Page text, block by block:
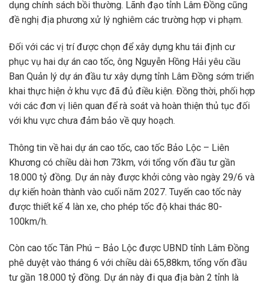
dụng chính sách bồi thường. Lãnh đạo tỉnh Lâm Đồng cũng
đề nghị địa phương xử lý nghiêm các trường hợp vi phạm.
Đối với các vị trí được chọn để xây dựng khu tái định cư
phục vụ hai dự án cao tốc, ông Nguyễn Hồng Hải yêu cầu
Ban Quản lý dự án đầu tư xây dựng tỉnh Lâm Đồng sớm triển
khai thực hiện ở khu vực đã đủ điều kiện. Đồng thời, phối hợp
với các đơn vị liên quan để rà soát và hoàn thiện thủ tục đối
với khu vực chưa đảm bảo về quy hoạch.
Thông tin về hai dự án cao tốc, cao tốc Bảo Lộc – Liên
Khương có chiều dài hơn 73km, với tổng vốn đầu tư gần
18.000 tỷ đồng. Dự án này được khởi công vào ngày 29/6 và
dự kiến hoàn thành vào cuối năm 2027. Tuyến cao tốc này
được thiết kế 4 làn xe, cho phép tốc độ khai thác 80-
100km/h.
Còn cao tốc Tân Phú – Bảo Lộc được UBND tỉnh Lâm Đồng
phê duyệt vào tháng 6 với chiều dài 65,88km, tổng vốn đầu
tư gần 18.000 tỷ đồng. Dự án này đi qua địa bàn 2 tỉnh là